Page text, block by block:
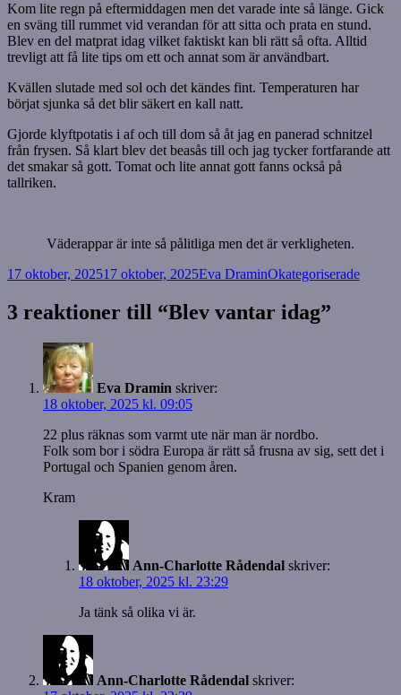
Kom lite regn på eftermiddagen men det varade inte så länge. Gick
en sväng till rummet vid verandan för att sitta och prata en stund.
Blev en del matprat idag vilket faktiskt kan bli rätt så ofta. Alltid
trevligt att få lite tips om ett och annat som är användbart.
Kvällen slutade med sol och det kändes fint. Temperaturen har
börjat sjunka så det blir säkert en kall natt.
Gjorde klyftpotatis i af och till dom så åt jag en panerad schnitzel
från frysen. Så klart blev det beasås till och jag tycker fortfarande att
det smakar så gott. Tomat och lite annat gott fanns också på
tallriken.
Väderappar är inte så pålitliga men det är verkligheten.
Postat
17 oktober, 202517 oktober, 2025Författare
Eva DraminKategorier
Okategoriserade
3 reaktioner till “Blev vantar idag”
Eva Dramin skriver:
18 oktober, 2025 kl. 09:05
22 plus räknas som varmt ute när man är nordbo.
Folk som bor i södra Europa är rätt så frusna av sig, sett det i
Portugal och Spanien genom åren.
Kram
Ann-Charlotte Rådendal skriver:
18 oktober, 2025 kl. 23:29
Ja tänk så olika vi är.
Ann-Charlotte Rådendal skriver: